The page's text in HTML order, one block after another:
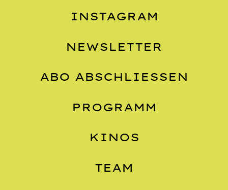
INSTAGRAM
NEWSLETTER
ABO ABSCHLIESSEN
PROGRAMM
KINOS
TEAM